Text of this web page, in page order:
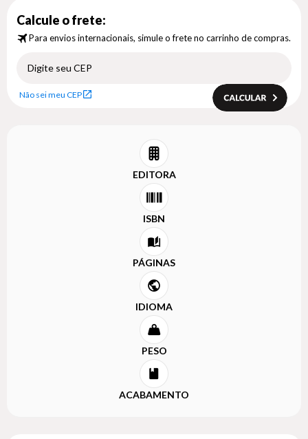
Calcule o frete:
Para envios internacionais, simule o frete no carrinho de compras.
Não sei meu CEP
EDITORA
ISBN
PÁGINAS
IDIOMA
PESO
ACABAMENTO